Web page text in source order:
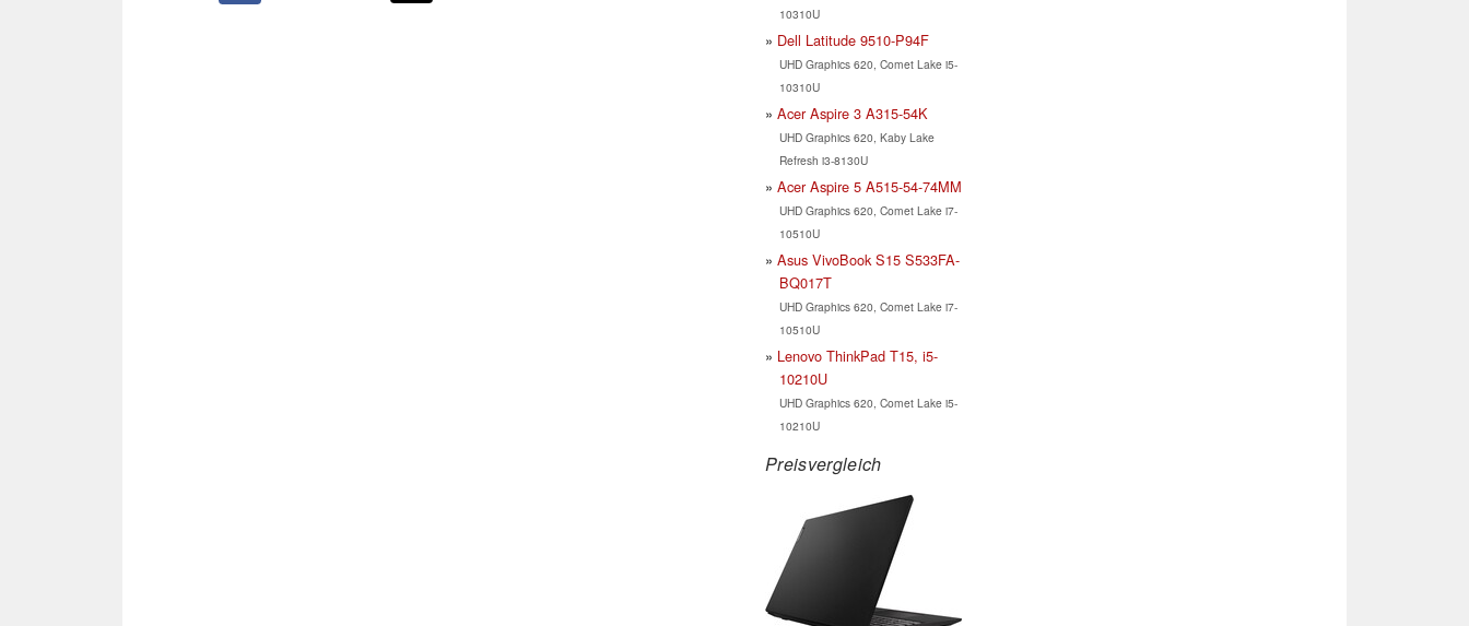
10310U
Dell Latitude 9510-P94F
UHD Graphics 620, Comet Lake i5-
10310U
Acer Aspire 3 A315-54K
UHD Graphics 620, Kaby Lake
Refresh i3-8130U
Acer Aspire 5 A515-54-74MM
UHD Graphics 620, Comet Lake i7-
10510U
Asus VivoBook S15 S533FA-
BQ017T
UHD Graphics 620, Comet Lake i7-
10510U
Lenovo ThinkPad T15, i5-
10210U
UHD Graphics 620, Comet Lake i5-
10210U
Preisvergleich